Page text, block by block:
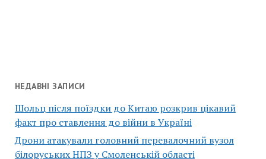
НЕДАВНІ ЗАПИСИ
Шольц після поїздки до Китаю розкрив цікавий
факт про ставлення до війни в Україні
Дрони атакували головний перевалочний вузол
білоруських НПЗ у Смоленській області